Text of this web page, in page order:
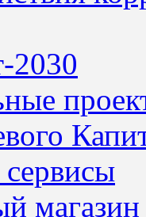
2030
магазин